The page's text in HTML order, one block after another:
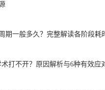
期一般多久？完整解读各阶段耗
打不开？原因解析与6种有效应